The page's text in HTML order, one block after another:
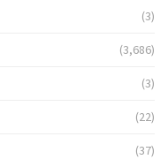
(3)
(3,686)
(3)
(22)
(37)